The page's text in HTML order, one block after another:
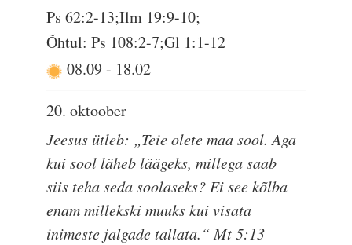
Ps 62:2-13;Ilm 19:9-10;
Õhtul: Ps 108:2-7;Gl 1:1-12
08.09- 18.02
20. oktoober
Jeesus ütleb: „Teie olete maa sool. Aga
kui sool läheb läägeks, millega saab
siis teha seda soolaseks? Ei see kõlba
enam millekski muuks kui visata
inimeste jalgade tallata.“ Mt 5:13